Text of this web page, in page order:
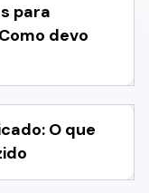
para
devo
O que